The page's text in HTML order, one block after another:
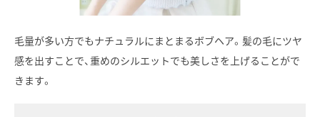
毛量が多い方でもナチュラルにまとまるボブヘア。髪の毛にツヤ
感を出すことで、重めのシルエットでも美しさを上げることがで
きます。